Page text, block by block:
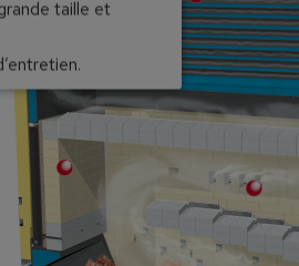
taille et